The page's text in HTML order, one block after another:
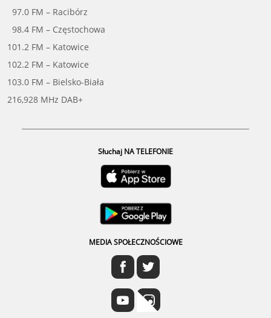
97.0 FM – Racibórz
98.4 FM – Częstochowa
101.2 FM – Katowice
102.2 FM – Katowice
103.0 FM – Bielsko-Biała
216,928 MHz DAB+
Słuchaj NA TELEFONIE
MEDIA SPOŁECZNOŚCIOWE